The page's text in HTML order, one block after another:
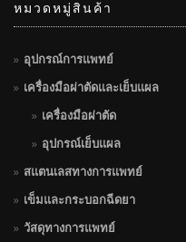
หมวดหมู่สินค้า
อุปกรณ์การแพทย์
เครื่องมือผ่าตัดและเย็บแผล
เครื่องมือผ่าตัด
อุปกรณ์เย็บแผล
สแตนเลสทางการแพทย์
เข็มและกระบอกฉีดยา
วัสดุทางการแพทย์